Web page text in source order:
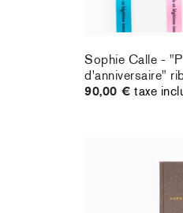
Sophie Calle -
d'anniversaire"
90,00 € taxe
Sophie Calle -
taxe